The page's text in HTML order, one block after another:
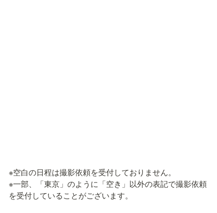
※空白の日程は撮影依頼を受付しておりません。
※一部、「東京」のように「空き」以外の表記で撮影依頼
を受付していることがございます。